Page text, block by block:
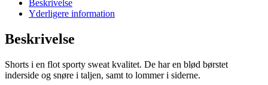
Beskrivelse
Yderligere information
Beskrivelse
Shorts i en flot sporty sweat kvalitet. De har en blød børstet
inderside og snøre i taljen, samt to lommer i siderne.